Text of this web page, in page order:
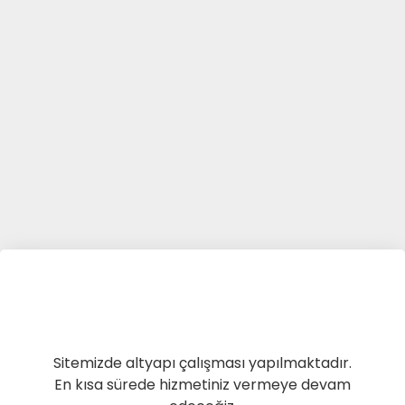
Sitemizde altyapı çalışması yapılmaktadır.
En kısa sürede hizmetiniz vermeye devam